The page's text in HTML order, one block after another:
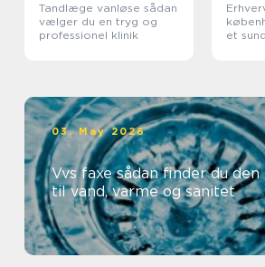
Tandlæge vanløse sådan
vælger du en tryg og
professionel klinik
et
03. May 2026
Vvs faxe sådan finder du den rette hjælp
til vand, varme og sanitet